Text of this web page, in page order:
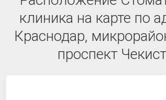
клиника на карте по
Краснодар,
проспект